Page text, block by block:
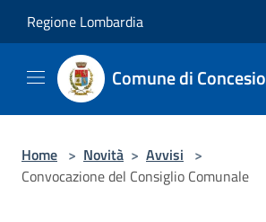
Regione Lombardia
Comune di Concesio
Home > Novità > Avvisi >
Convocazione del Consiglio Comunale